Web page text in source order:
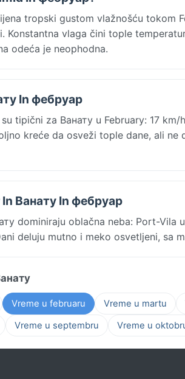
tropski gustom vlažnošću tokom
Konstantna vlaga čini tople
odeća je neophodna.
In фебруар
tipični za Ванату u February: 17
kreće da osveži tople dane, ali
Ванату In фебруар
dominiraju oblačna neba: Port-
deluju mutno i meko osvetljeni, sa
Vreme u februaru Vreme u martu
Vreme u septembru Vreme u